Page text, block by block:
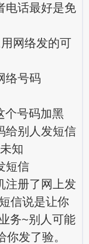
话最好是免
网络发的可
络号码
号码加黑
别人发短信
知
短信
册了网上发
信说是让你
务~别人可能
发了验。